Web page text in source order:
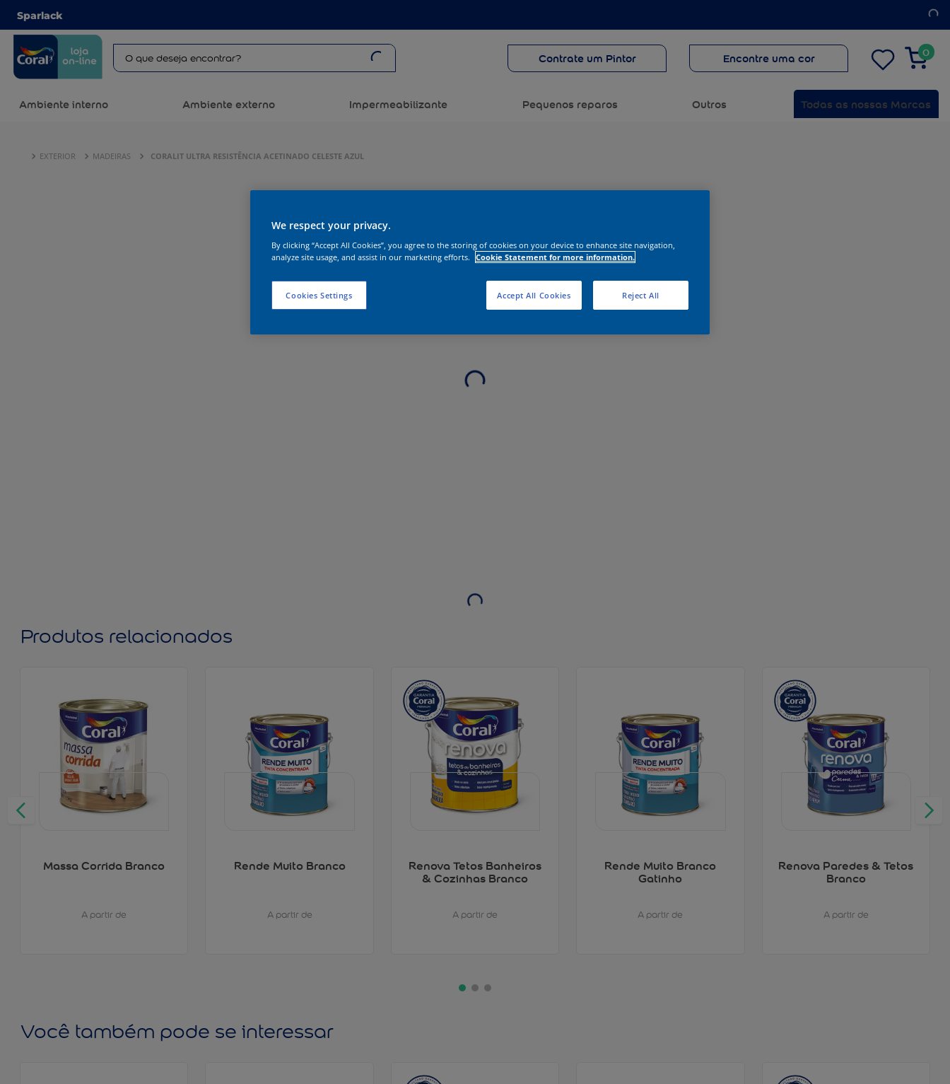
Sparlack
Contrate um Pintor Encontre uma cor 0
Ambiente interno Ambiente externo Impermeabilizante Pequenos reparos Outros Todas as nossas Marcas
EXTERIOR MADEIRAS CORALIT ULTRA RESISTÊNCIA ACETINADO CELESTE AZUL
Produtos relacionados
Massa Corrida Branco
A partir de
Rende Muito Branco
A partir de
Renova Tetos Banheiros
& Cozinhas Branco
A partir de
Rende Muito Branco
Gatinho
A partir de
Renova Paredes & Tetos
Branco
A partir de
Você também pode se interessar
We respect your privacy.
By clicking “Accept All Cookies”, you agree to the storing of cookies on your device to enhance site navigation,
analyze site usage, and assist in our marketing efforts. Cookie Statement for more information.
Cookies Settings Reject All
Accept All Cookies